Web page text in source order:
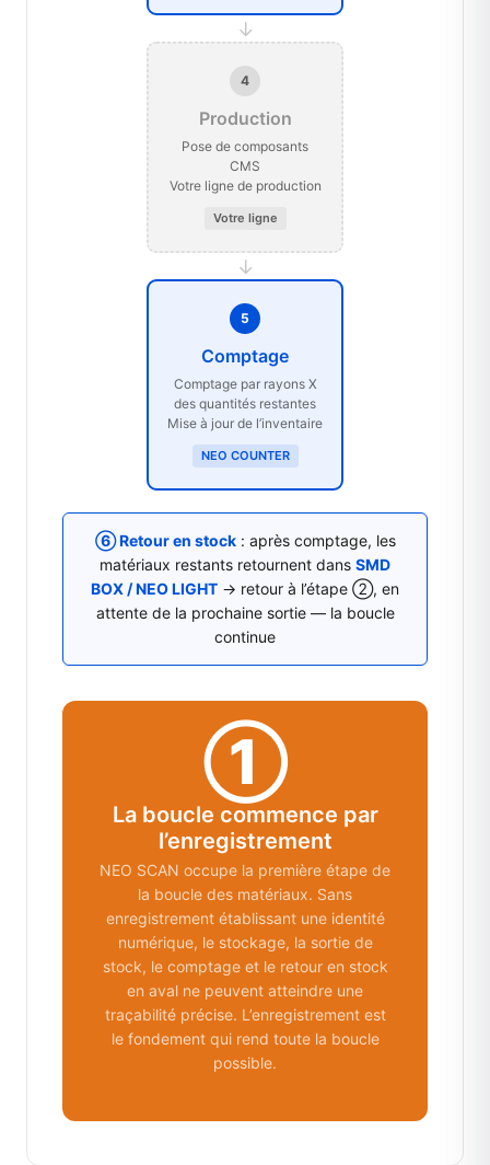
→
4
Production
Pose de composants
CMS
Votre ligne de production
Votre ligne
→
5
Comptage
Comptage par rayons X
des quantités restantes
Mise à jour de l’inventaire
NEO COUNTER
⑥ Retour en stock: après comptage, les
matériaux restants retournent dans SMD
BOX / NEO LIGHT → retour à l’étape ②, en
attente de la prochaine sortie — la boucle
continue
①
La boucle commence par
l’enregistrement
NEO SCAN occupe la première étape de
la boucle des matériaux. Sans
enregistrement établissant une identité
numérique, le stockage, la sortie de
stock, le comptage et le retour en stock
en aval ne peuvent atteindre une
traçabilité précise. L’enregistrement est
le fondement qui rend toute la boucle
possible.